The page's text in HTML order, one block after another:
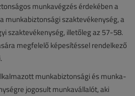
munkavégzés érdekében a
munkabiztonsági szaktevékenység, a
szaktevékenység, illetőleg az 57-58.
megfelelő képesítéssel rendelkező
munkabiztonsági és munka-
jogosult munkavállalót, aki